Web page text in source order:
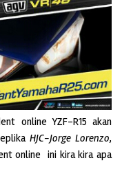
online YZF-R15 akan
HJC-Jorge Lorenzo,
online ini kira kira apa